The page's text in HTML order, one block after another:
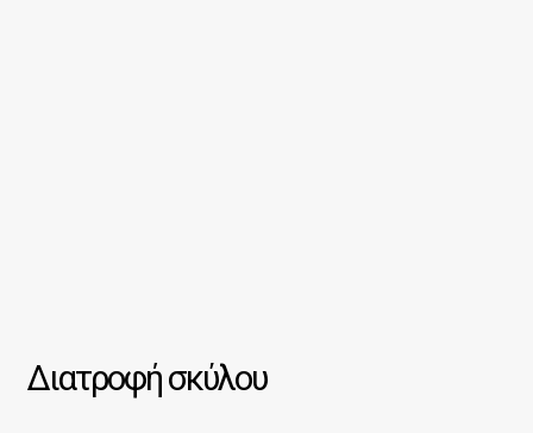
Διατροφή σκύλου